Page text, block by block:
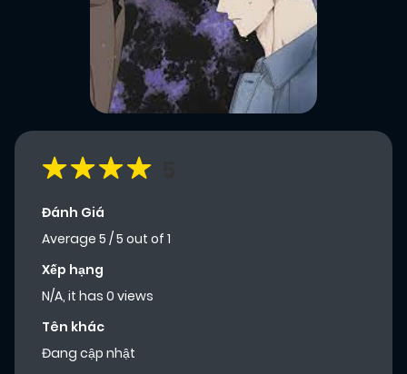
Đánh Giá
Average 5 /5 out of 1
Xếp hạng
N/A, it has 0 views
Tên khác
Đang cập nhật